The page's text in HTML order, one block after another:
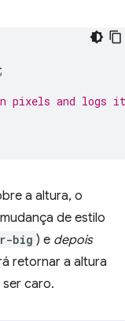
pixels and logs
a altura, o
de estilo
big ) e depois
retornar a altura
caro.